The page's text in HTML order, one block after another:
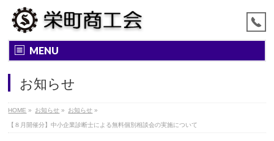
MENU
お知らせ
HOME » お知らせ » お知らせ »
【８月開催分】中小企業診断士による無料個別相談会の実施について